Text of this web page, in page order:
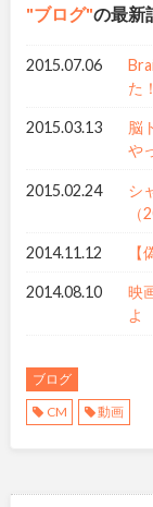
ブログ の最新
2015.07.06
た！
2015.03.13
脳
や
2015.02.24
シ
2014.11.12
2014.08.10
映
よ
ブログ
CM
動画